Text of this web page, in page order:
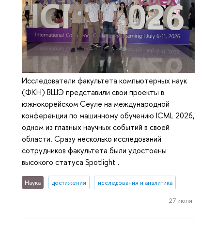
Исследователи факультета компьютерных наук
(ФКН) ВШЭ представили свои проекты в
южнокорейском Сеуле на международной
конференции по машинному обучению ICML 2026,
одном из главных научных событий в своей
области. Сразу несколько исследований
сотрудников факультета были удостоены
высокого статуса Spotlight .
Наука достижения исследования и аналитика
27 июля